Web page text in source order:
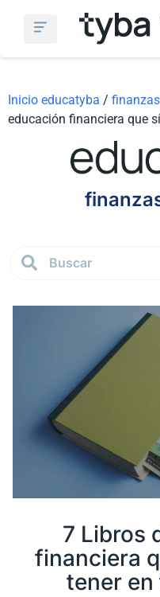
Inicio educatyba /
educación financiera que
7 Libros
financiera
tener